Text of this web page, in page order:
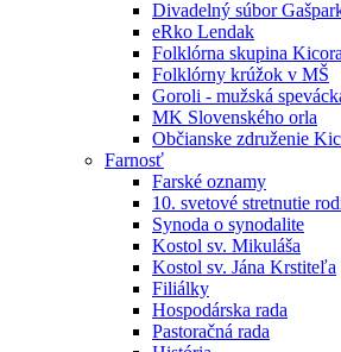
Divadelný súbor
eRko Lendak
Folklórna skupina Kicora
Folklórny krúžok v MŠ
Goroli - mužská
MK Slovenského orla
Občianske združenie
Farnosť
Farské oznamy
10. svetové stretnutie
Synoda o synodalite
Kostol sv. Mikuláša
Kostol sv. Jána Krstiteľa
Filiálky
Hospodárska rada
Pastoračná rada